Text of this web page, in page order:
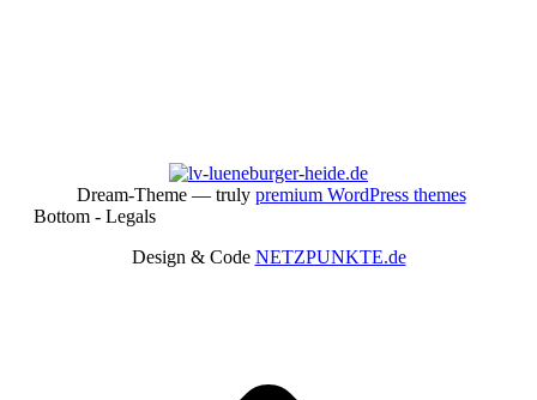
Dream-Theme — truly premium WordPress themes
Bottom - Legals
Design & Code NETZPUNKTE.de